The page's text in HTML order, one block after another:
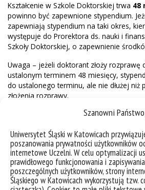
Szanowni
Uniwersytet Śląski w Katowicach
poszanowania prywatności użytkowników
internetowe Uczelni. W celu optymalizacji
prawidłowego funkcjonowania i
poszczególnych użytkowników, strony
Śląskiego w Katowicach wykorzystują tzw.
Kształcenie w Szkole Doktorskiej trwa 48
powinno być zapewnione stypendium.
zapewniają stypendium na taki okres,
występuje do Prorektora ds. nauki i
Szkoły Doktorskiej, o zapewnienie
Uwaga – jeżeli doktorant złoży rozprawę
ustalonym terminem 48 miesięcy,
do ustalonego terminu, ale nie dłużej niż
złożenia rozprawy.
Wysokość stypendium:
Środki z grantu mają zapewniać
stypendium doktoranckiego, jak i środki
ubezpieczenia społecznego po stronie
pracodawcy). Kierownik grantu podaje w
całości środków i o tym, czy są w grancie
środki na koszty pracodawcy, czy należy